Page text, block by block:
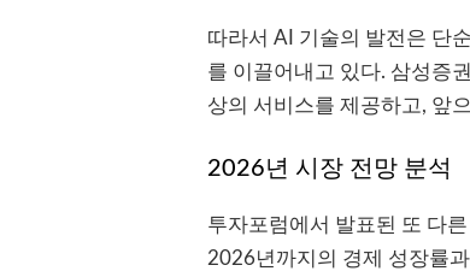
따라서 AI 기술의 발전은 단
를 이끌어내고 있다. 삼성증
상의 서비스를 제공하고, 앞
2026년 시장 전망 분석
투자포럼에서 발표된 또 다
2026년까지의 경제 성장률